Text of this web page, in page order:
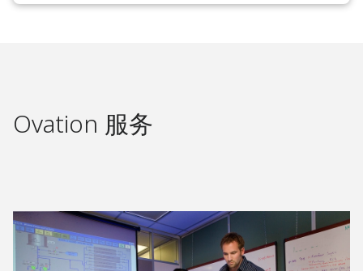
Ovation 服务